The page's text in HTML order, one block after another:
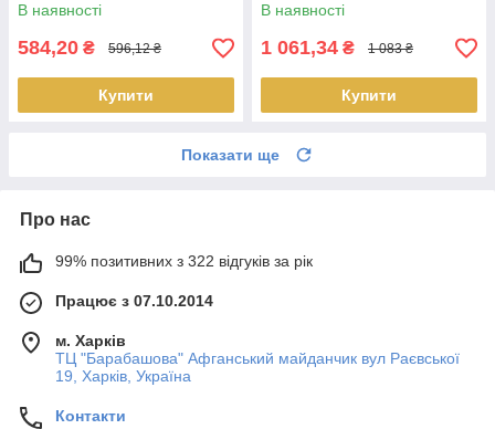
В наявності
584,20 ₴ 596,12 ₴
Купити
В наявності
1 061,34 ₴ 1 083 ₴
Купити
Показати ще
Про нас
99% позитивних з 322 відгуків за рік
Працює з 07.10.2014
м. Харків
ТЦ "Барабашова" Афганський майданчик вул Раєвської
19, Харків, Україна
Контакти